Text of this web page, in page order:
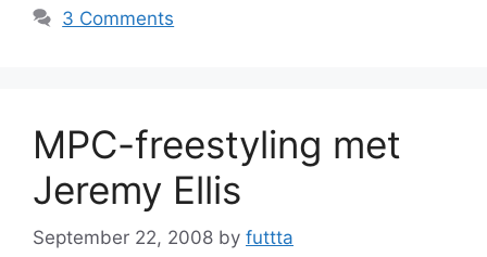
3 Comments
MPC-freestyling met
Jeremy Ellis
September 22, 2008 by futtta